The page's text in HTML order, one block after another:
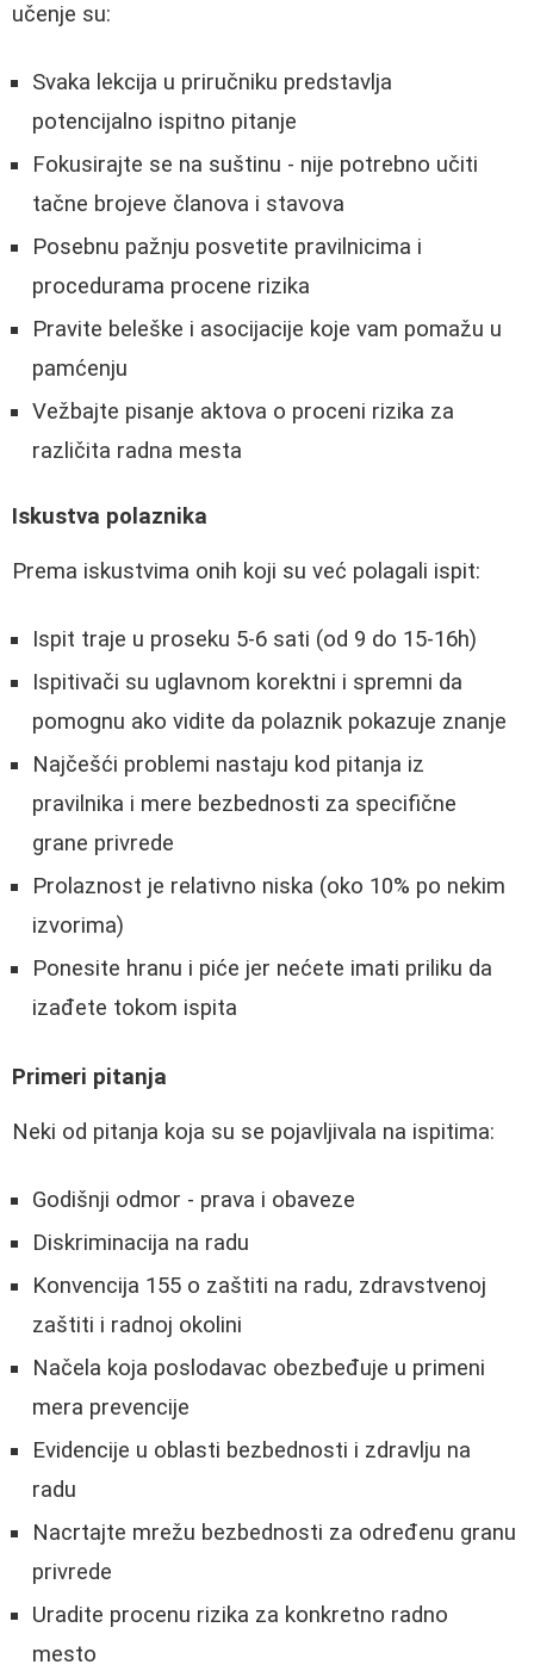
učenje su:
Svaka lekcija u priručniku predstavlja
potencijalno ispitno pitanje
Fokusirajte se na suštinu - nije potrebno učiti
tačne brojeve članova i stavova
Posebnu pažnju posvetite pravilnicima i
procedurama procene rizika
Pravite beleške i asocijacije koje vam pomažu u
pamćenju
Vežbajte pisanje aktova o proceni rizika za
različita radna mesta
Iskustva polaznika
Prema iskustvima onih koji su već polagali ispit:
Ispit traje u proseku 5-6 sati (od 9 do 15-16h)
Ispitivači su uglavnom korektni i spremni da
pomognu ako vidite da polaznik pokazuje znanje
Najčešći problemi nastaju kod pitanja iz
pravilnika i mere bezbednosti za specifične
grane privrede
Prolaznost je relativno niska (oko 10% po nekim
izvorima)
Ponesite hranu i piće jer nećete imati priliku da
izađete tokom ispita
Primeri pitanja
Neki od pitanja koja su se pojavljivala na ispitima:
Godišnji odmor - prava i obaveze
Diskriminacija na radu
Konvencija 155 o zaštiti na radu, zdravstvenoj
zaštiti i radnoj okolini
Načela koja poslodavac obezbeđuje u primeni
mera prevencije
Evidencije u oblasti bezbednosti i zdravlju na
radu
Nacrtajte mrežu bezbednosti za određenu granu
privrede
Uradite procenu rizika za konkretno radno
mesto